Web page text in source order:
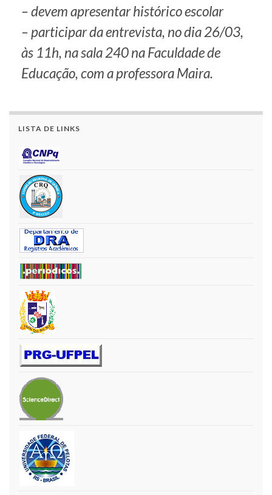
– devem apresentar histórico escolar
– participar da entrevista, no dia 26/03,
às 11h, na sala 240 na Faculdade de
Educação, com a professora Maira.
LISTA DE LINKS